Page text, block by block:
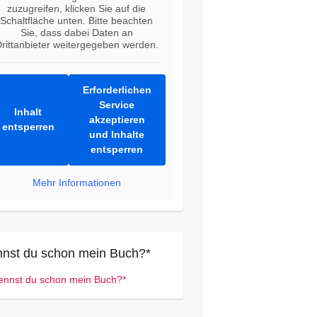
zuzugreifen, klicken Sie auf die
Schaltfläche unten. Bitte beachten
Sie, dass dabei Daten an
weitergegeben werden.
Inhalt
entsperren
Erforderlichen
Service
akzeptieren
und Inhalte
entsperren
Mehr Informationen
du schon mein Buch?*